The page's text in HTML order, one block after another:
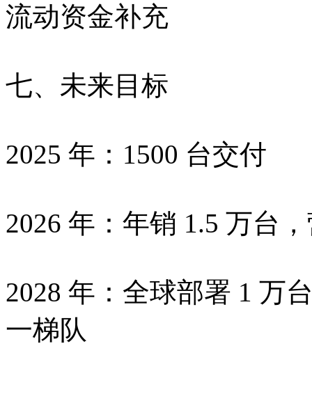
流动资金补充
七、未来目标
2025 年：1500 台交付
2026 年：年销 1.5 万台
2028 年：全球部署 1 万
一梯队